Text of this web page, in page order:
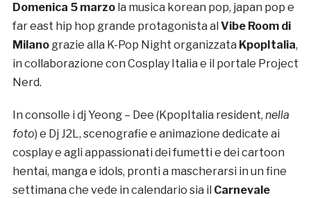
Domenica 5 marzola musica korean pop, japan pop e
far east hip hop grande protagonista al Vibe Room di
Milanograzie alla K-Pop Night organizzata KpopItalia,
in collaborazione con Cosplay Italia e il portale Project
Nerd.
In consolle i dj Yeong – Dee (KpopItalia resident, nella
foto) e Dj J2L, scenografie e animazione dedicate ai
cosplay e agli appassionati dei fumetti e dei cartoon
hentai, manga e idols, pronti a mascherarsi in un fine
settimana che vede in calendario sia il Carnevale